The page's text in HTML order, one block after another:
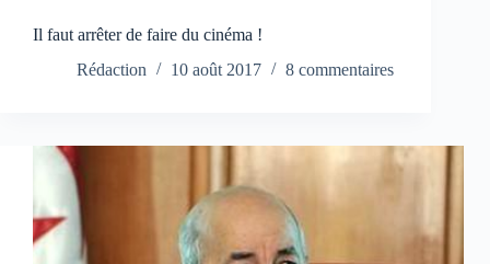
Il faut arrêter de faire du cinéma !
Rédaction
10 août 2017 8 commentaires